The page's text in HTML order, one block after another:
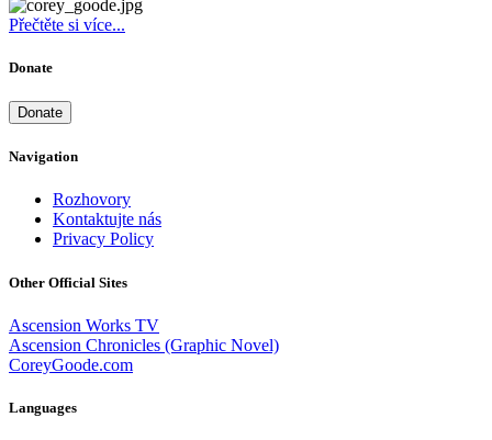
Přečtěte si více...
Donate
Donate
Navigation
Rozhovory
Kontaktujte nás
Privacy Policy
Other Official Sites
Ascension Works TV
Ascension Chronicles (Graphic Novel)
CoreyGoode.com
Languages